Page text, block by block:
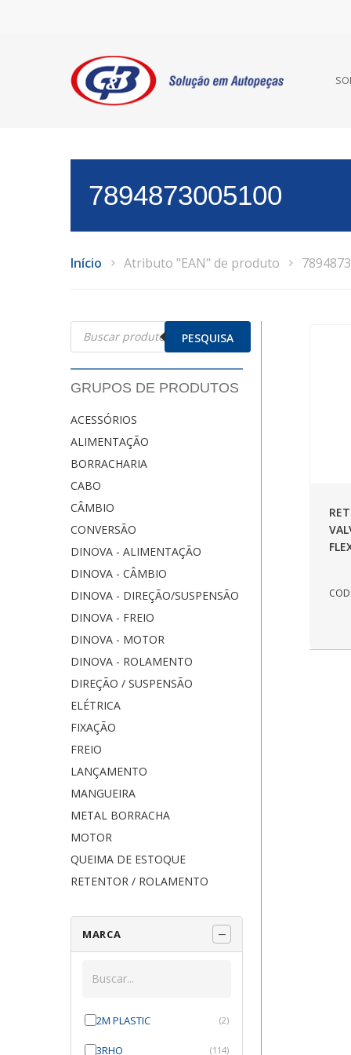
7894873005100
Início Atributo "EAN" de produto
Pesquisar
produtos PESQUISA
GRUPOS DE PRODUTOS
ACESSÓRIOS
ALIMENTAÇÃO
BORRACHARIA
CABO
CÂMBIO
CONVERSÃO
DINOVA - ALIMENTAÇÃO
DINOVA - CÂMBIO
DINOVA - DIREÇÃO/SUSPENSÃO
DINOVA - FREIO
DINOVA - MOTOR
DINOVA - ROLAMENTO
DIREÇÃO / SUSPENSÃO
ELÉTRICA
FIXAÇÃO
FREIO
LANÇAMENTO
MANGUEIRA
METAL BORRACHA
MOTOR
QUEIMA DE ESTOQUE
RETENTOR / ROLAMENTO
MARCA
2M PLASTIC (2)
3RHO (114)